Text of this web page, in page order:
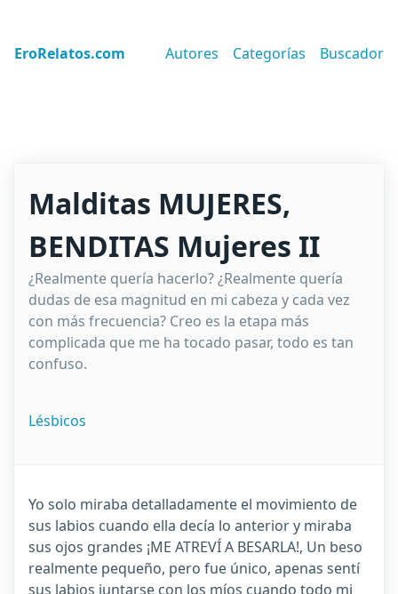
EroRelatos.com Autores Categorías Buscador
Malditas MUJERES,
BENDITAS Mujeres II
¿Realmente quería hacerlo? ¿Realmente quería
dudas de esa magnitud en mi cabeza y cada vez
con más frecuencia? Creo es la etapa más
complicada que me ha tocado pasar, todo es tan
confuso.
Lésbicos
Yo solo miraba detalladamente el movimiento de
sus labios cuando ella decía lo anterior y miraba
sus ojos grandes ¡ME ATREVÍ A BESARLA!, Un beso
realmente pequeño, pero fue único, apenas sentí
sus labios juntarse con los míos cuando todo mi